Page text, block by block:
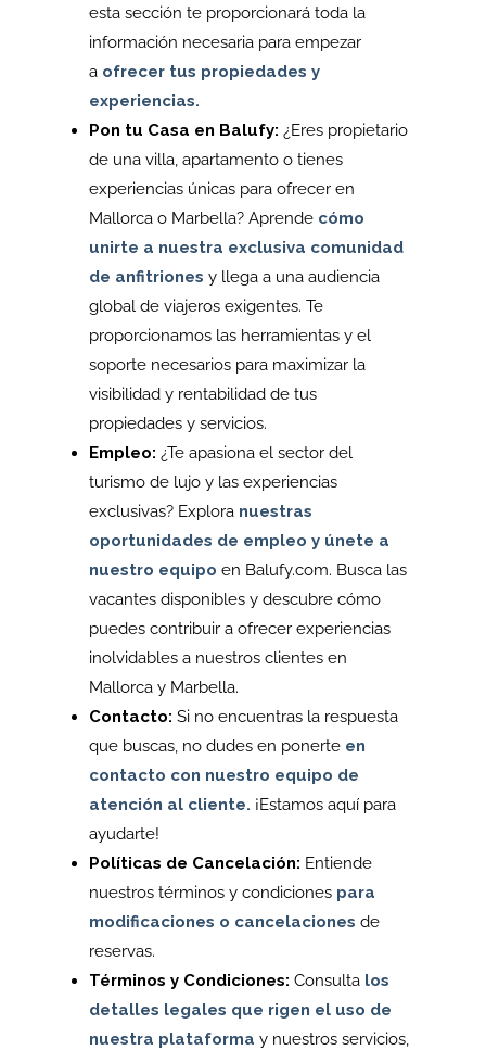
esta sección te proporcionará toda la
información necesaria para empezar
a ofrecer tus propiedades y
experiencias.
Pon tu Casa en Balufy: ¿Eres propietario
de una villa, apartamento o tienes
experiencias únicas para ofrecer en
Mallorca o Marbella? Aprende cómo
unirte a nuestra exclusiva comunidad
de anfitriones y llega a una audiencia
global de viajeros exigentes. Te
proporcionamos las herramientas y el
soporte necesarios para maximizar la
visibilidad y rentabilidad de tus
propiedades y servicios.
Empleo: ¿Te apasiona el sector del
turismo de lujo y las experiencias
exclusivas? Explora nuestras
oportunidades de empleo y únete a
nuestro equipo en Balufy.com. Busca las
vacantes disponibles y descubre cómo
puedes contribuir a ofrecer experiencias
inolvidables a nuestros clientes en
Mallorca y Marbella.
Contacto: Si no encuentras la respuesta
que buscas, no dudes en ponerte en
contacto con nuestro equipo de
atención al cliente. ¡Estamos aquí para
ayudarte!
Políticas de Cancelación: Entiende
nuestros términos y condiciones para
modificaciones o cancelaciones de
reservas.
Términos y Condiciones: Consulta los
detalles legales que rigen el uso de
nuestra plataforma y nuestros servicios,